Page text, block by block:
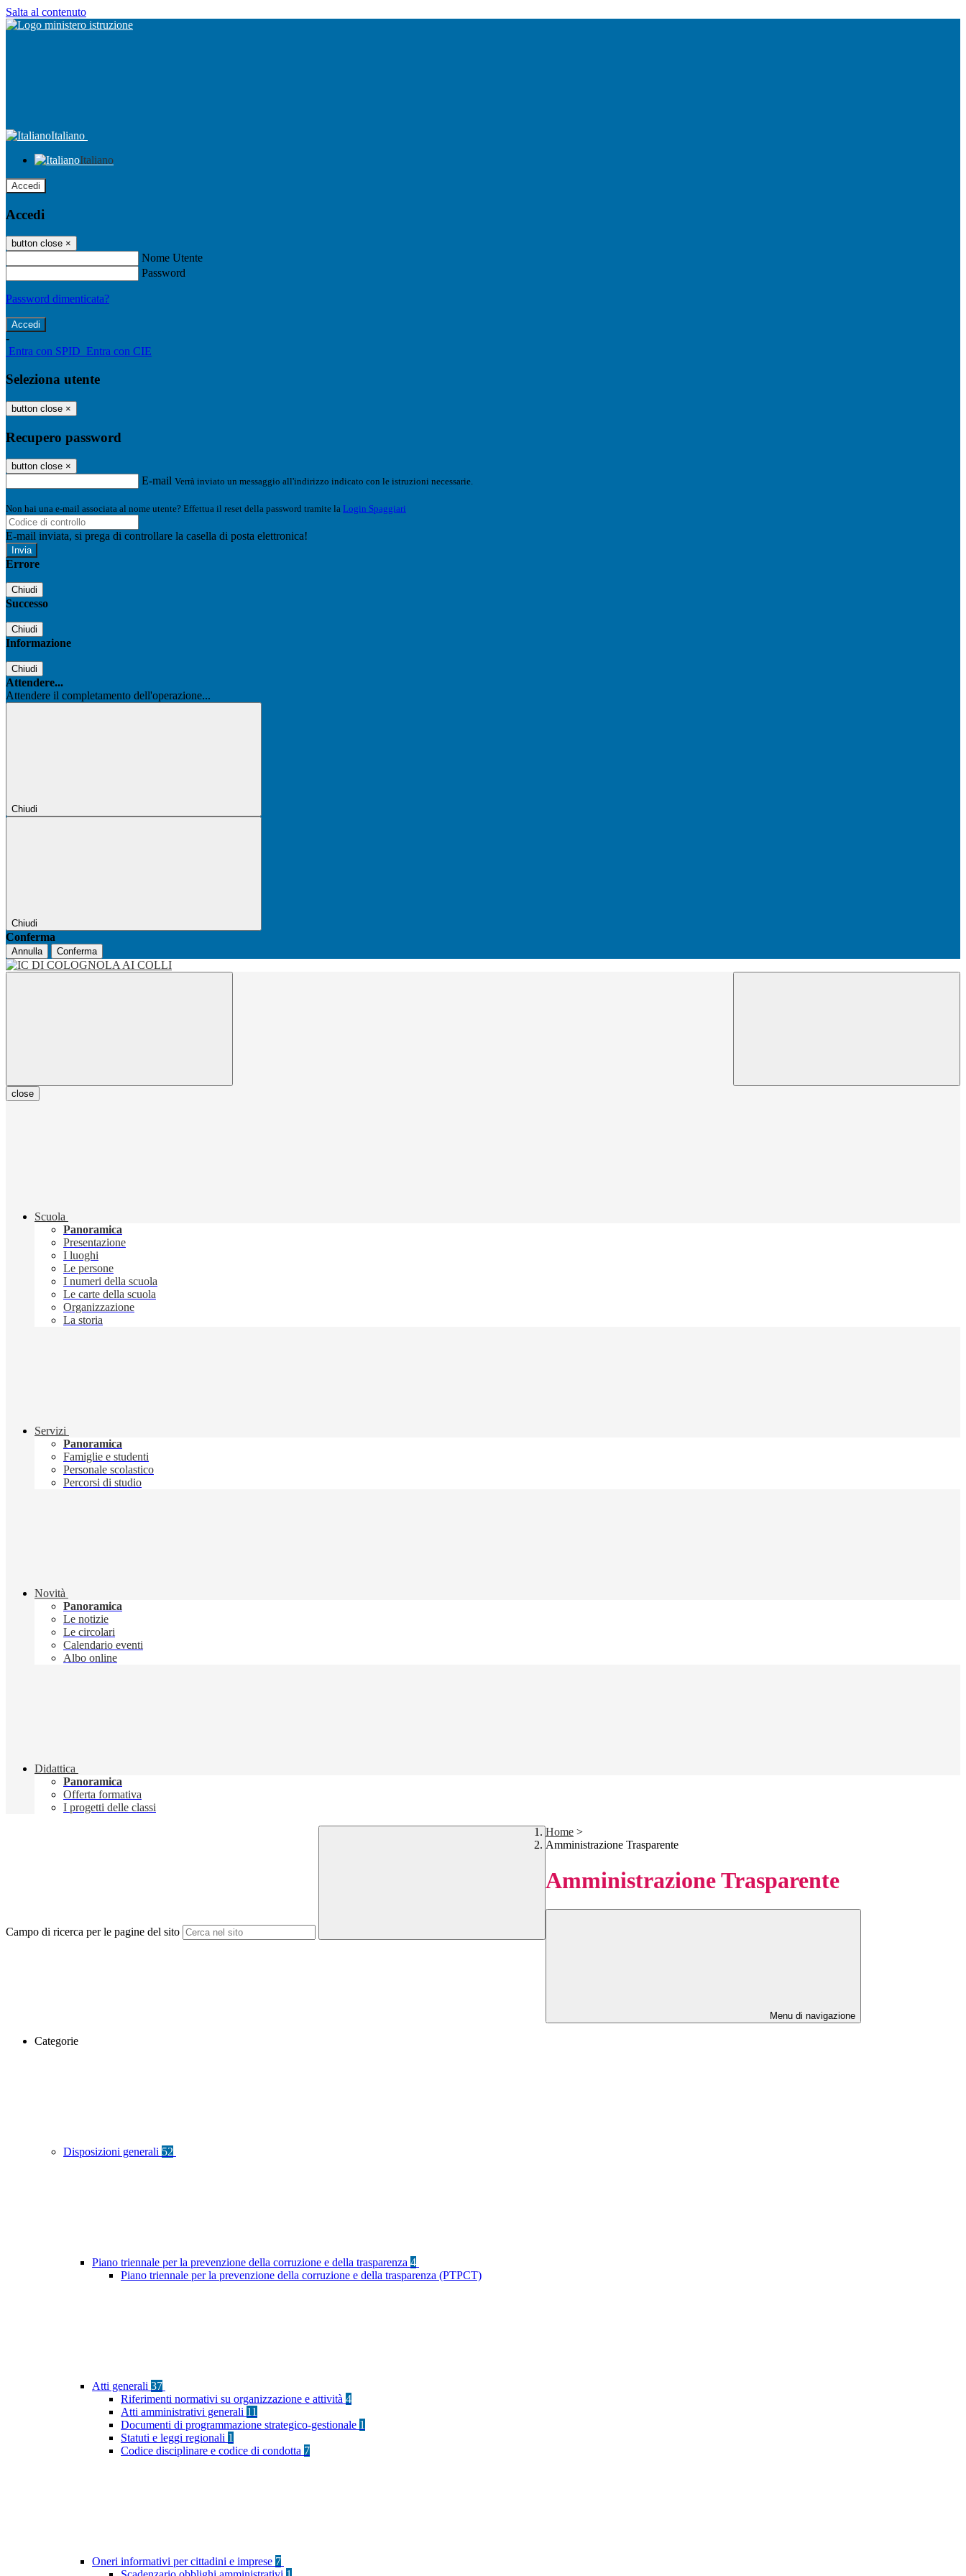
Salta al contenuto
Italiano
Italiano
Accedi
Accedi
button close ×
Nome Utente
Password
Password dimenticata?
-
Entra con SPID Entra con CIE
Seleziona utente
button close ×
Recupero password
button close ×
E-mail Verrà inviato un messaggio all'indirizzo indicato con le istruzioni necessarie.
Non hai una e-mail associata al nome utente? Effettua il reset della password tramite la Login Spaggiari
E-mail inviata, si prega di controllare la casella di posta elettronica!
Errore
Chiudi
Successo
Chiudi
Informazione
Chiudi
Attendere...
Attendere il completamento dell'operazione...
Chiudi
Chiudi
Conferma
Annulla Conferma
close
Scuola
Panoramica
Presentazione
I luoghi
Le persone
I numeri della scuola
Le carte della scuola
Organizzazione
La storia
Servizi
Panoramica
Famiglie e studenti
Personale scolastico
Percorsi di studio
Novità
Panoramica
Le notizie
Le circolari
Calendario eventi
Albo online
Didattica
Panoramica
Offerta formativa
I progetti delle classi
Campo di ricerca per le pagine del sito
Home >
Amministrazione Trasparente
Amministrazione Trasparente
Menu di navigazione
Categorie
Disposizioni generali 52
Piano triennale per la prevenzione della corruzione e della trasparenza 4
Piano triennale per la prevenzione della corruzione e della trasparenza (PTPCT)
Atti generali 37
Riferimenti normativi su organizzazione e attività 4
Atti amministrativi generali 11
Documenti di programmazione strategico-gestionale 1
Statuti e leggi regionali 1
Codice disciplinare e codice di condotta 7
Oneri informativi per cittadini e imprese 7